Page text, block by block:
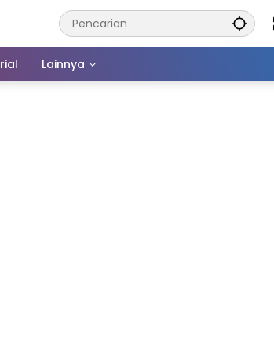
Lainnya